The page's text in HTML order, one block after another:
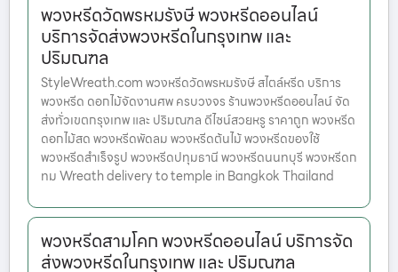
พวงหรีดวัดพรหมรังษี พวงหรีดออนไลน์
บริการจัดส่งพวงหรีดในกรุงเทพ และ
ปริมณฑล
StyleWreath.com พวงหรีดวัดพรหมรังษี สไตล์หรีด บริการ
พวงหรีด ดอกไม้จัดงานศพ ครบวงจร ร้านพวงหรีดออนไลน์ จัด
ส่งทั่วเขตกรุงเทพ และ ปริมณฑล ดีไซน์สวยหรู ราคาถูก พวงหรีด
ดอกไม้สด พวงหรีดพัดลม พวงหรีดต้นไม้ พวงหรีดของใช้
พวงหรีดสำเร็จรูป พวงหรีดปทุมธานี พวงหรีดนนทบุรี พวงหรีดก
ทม Wreath delivery to temple in Bangkok Thailand
พวงหรีดสามโคก พวงหรีดออนไลน์ บริการจัด
ส่งพวงหรีดในกรุงเทพ และ ปริมณฑล